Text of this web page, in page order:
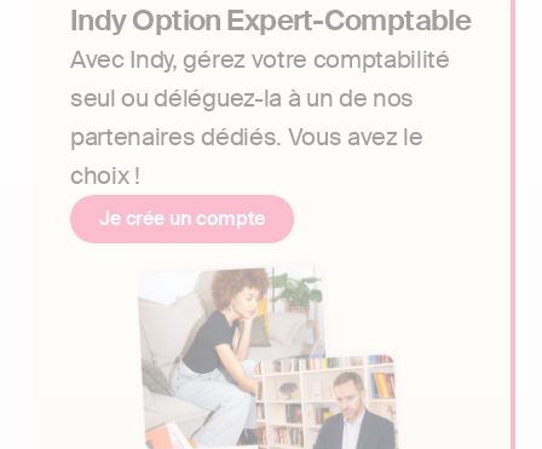
Indy Option Expert-Comptable
Avec Indy, gérez votre comptabilité
seul ou déléguez-la à un de nos
partenaires dédiés. Vous avez le
choix !
Je crée un compte